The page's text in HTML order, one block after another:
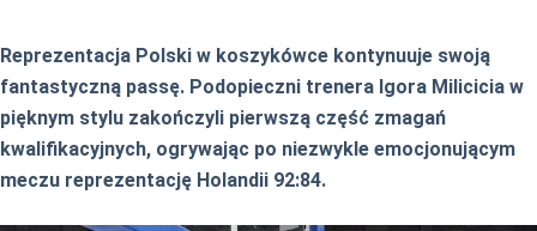
Reprezentacja Polski w koszykówce kontynuuje swoją
fantastyczną passę. Podopieczni trenera Igora Milicicia w
pięknym stylu zakończyli pierwszą część zmagań
kwalifikacyjnych, ogrywając po niezwykle emocjonującym
meczu reprezentację Holandii 92:84.